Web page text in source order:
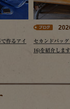
作るアイ
セカンドバッ
16)を紹介します